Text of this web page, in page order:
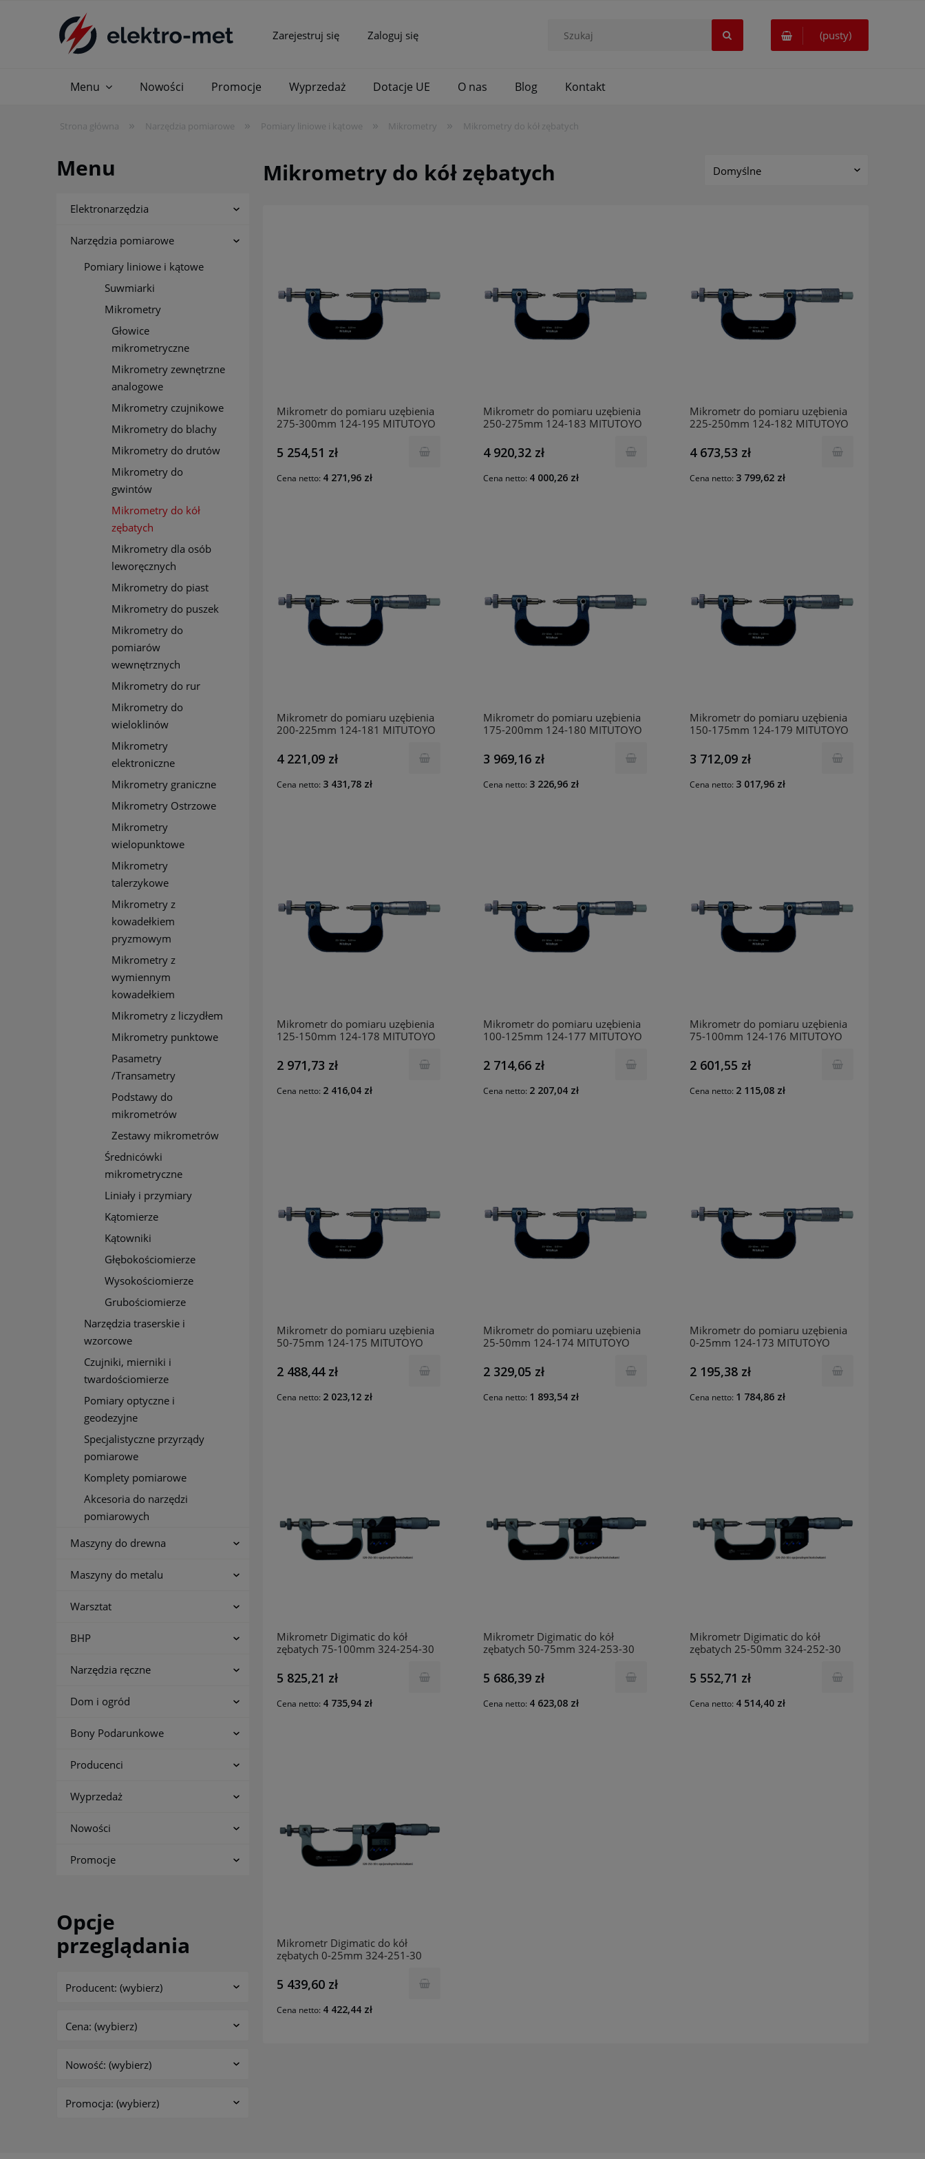
(pusty)
Zarejestruj się Zaloguj się
Menu Nowości Promocje Wyprzedaż Dotacje UE O nas Blog Kontakt
Strona główna » Narzędzia pomiarowe » Pomiary liniowe i kątowe » Mikrometry » Mikrometry do kół zębatych
Menu
Elektronarzędzia
Narzędzia pomiarowe
Pomiary liniowe i kątowe
Suwmiarki
Mikrometry
Głowice
mikrometryczne
Mikrometry zewnętrzne
analogowe
Mikrometry czujnikowe
Mikrometry do blachy
Mikrometry do drutów
Mikrometry do
gwintów
Mikrometry do kół
zębatych
Mikrometry dla osób
leworęcznych
Mikrometry do piast
Mikrometry do puszek
Mikrometry do
pomiarów
wewnętrznych
Mikrometry do rur
Mikrometry do
wieloklinów
Mikrometry
elektroniczne
Mikrometry graniczne
Mikrometry Ostrzowe
Mikrometry
wielopunktowe
Mikrometry
talerzykowe
Mikrometry z
kowadełkiem
pryzmowym
Mikrometry z
wymiennym
kowadełkiem
Mikrometry z liczydłem
Mikrometry punktowe
Pasametry
/Transametry
Podstawy do
mikrometrów
Zestawy mikrometrów
Średnicówki
mikrometryczne
Liniały i przymiary
Kątomierze
Kątowniki
Głębokościomierze
Wysokościomierze
Grubościomierze
Narzędzia traserskie i
wzorcowe
Czujniki, mierniki i
twardościomierze
Pomiary optyczne i
geodezyjne
Specjalistyczne przyrządy
pomiarowe
Komplety pomiarowe
Akcesoria do narzędzi
pomiarowych
Maszyny do drewna
Maszyny do metalu
Warsztat
BHP
Narzędzia ręczne
Dom i ogród
Bony Podarunkowe
Producenci
Wyprzedaż
Nowości
Promocje
Opcje
przeglądania
Producent: (wybierz)
Cena: (wybierz)
Nowość: (wybierz)
Promocja: (wybierz)
Mikrometry do kół zębatych
Mikrometr do pomiaru uzębienia
275-300mm 124-195 MITUTOYO
5 254,51 zł
Cena netto: 4 271,96 zł
Mikrometr do pomiaru uzębienia
250-275mm 124-183 MITUTOYO
4 920,32 zł
Cena netto: 4 000,26 zł
Mikrometr do pomiaru uzębienia
225-250mm 124-182 MITUTOYO
4 673,53 zł
Cena netto: 3 799,62 zł
Mikrometr do pomiaru uzębienia
200-225mm 124-181 MITUTOYO
4 221,09 zł
Cena netto: 3 431,78 zł
Mikrometr do pomiaru uzębienia
175-200mm 124-180 MITUTOYO
3 969,16 zł
Cena netto: 3 226,96 zł
Mikrometr do pomiaru uzębienia
150-175mm 124-179 MITUTOYO
3 712,09 zł
Cena netto: 3 017,96 zł
Mikrometr do pomiaru uzębienia
125-150mm 124-178 MITUTOYO
2 971,73 zł
Cena netto: 2 416,04 zł
Mikrometr do pomiaru uzębienia
100-125mm 124-177 MITUTOYO
2 714,66 zł
Cena netto: 2 207,04 zł
Mikrometr do pomiaru uzębienia
75-100mm 124-176 MITUTOYO
2 601,55 zł
Cena netto: 2 115,08 zł
Mikrometr do pomiaru uzębienia
50-75mm 124-175 MITUTOYO
2 488,44 zł
Cena netto: 2 023,12 zł
Mikrometr do pomiaru uzębienia
25-50mm 124-174 MITUTOYO
2 329,05 zł
Cena netto: 1 893,54 zł
Mikrometr do pomiaru uzębienia
0-25mm 124-173 MITUTOYO
2 195,38 zł
Cena netto: 1 784,86 zł
Mikrometr Digimatic do kół
zębatych 75-100mm 324-254-30
5 825,21 zł
Cena netto: 4 735,94 zł
Mikrometr Digimatic do kół
zębatych 50-75mm 324-253-30
5 686,39 zł
Cena netto: 4 623,08 zł
Mikrometr Digimatic do kół
zębatych 25-50mm 324-252-30
5 552,71 zł
Cena netto: 4 514,40 zł
Mikrometr Digimatic do kół
zębatych 0-25mm 324-251-30
5 439,60 zł
Cena netto: 4 422,44 zł